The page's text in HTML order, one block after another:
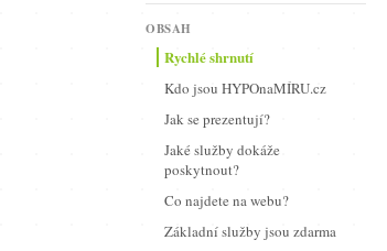
OBSAH
Rychlé shrnutí
Kdo jsou HYPOnaMÍRU.cz
Jak se prezentují?
Jaké služby dokáže
poskytnout?
Co najdete na webu?
Základní služby jsou zdarma